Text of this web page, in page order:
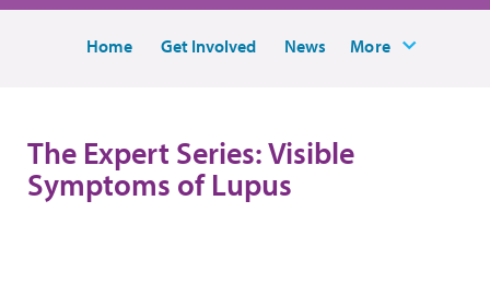
Home Get Involved News More
The Expert Series: Visible
Symptoms of Lupus